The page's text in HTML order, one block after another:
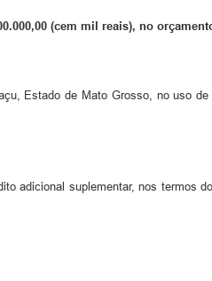
(cem mil reais), no
Estado de Mato Grosso, no uso
adicional suplementar, nos termos